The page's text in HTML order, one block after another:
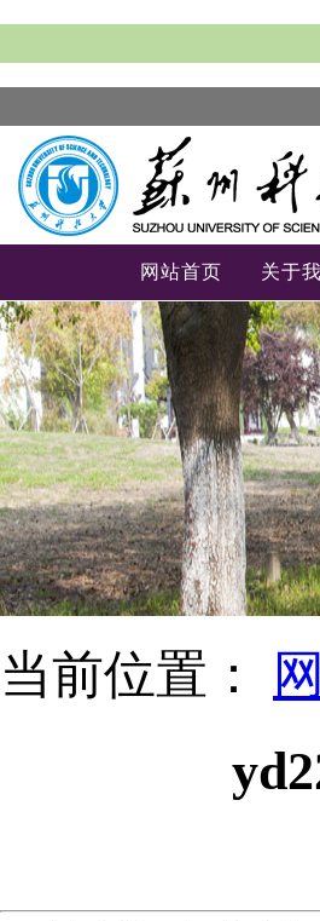
网站首页 关于
-->
当前位置：